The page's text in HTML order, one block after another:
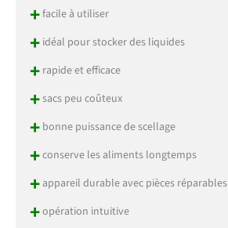
+facile à utiliser
+idéal pour stocker des liquides
+rapide et efficace
+sacs peu coûteux
+bonne puissance de scellage
+conserve les aliments longtemps
+appareil durable avec pièces réparables
+opération intuitive